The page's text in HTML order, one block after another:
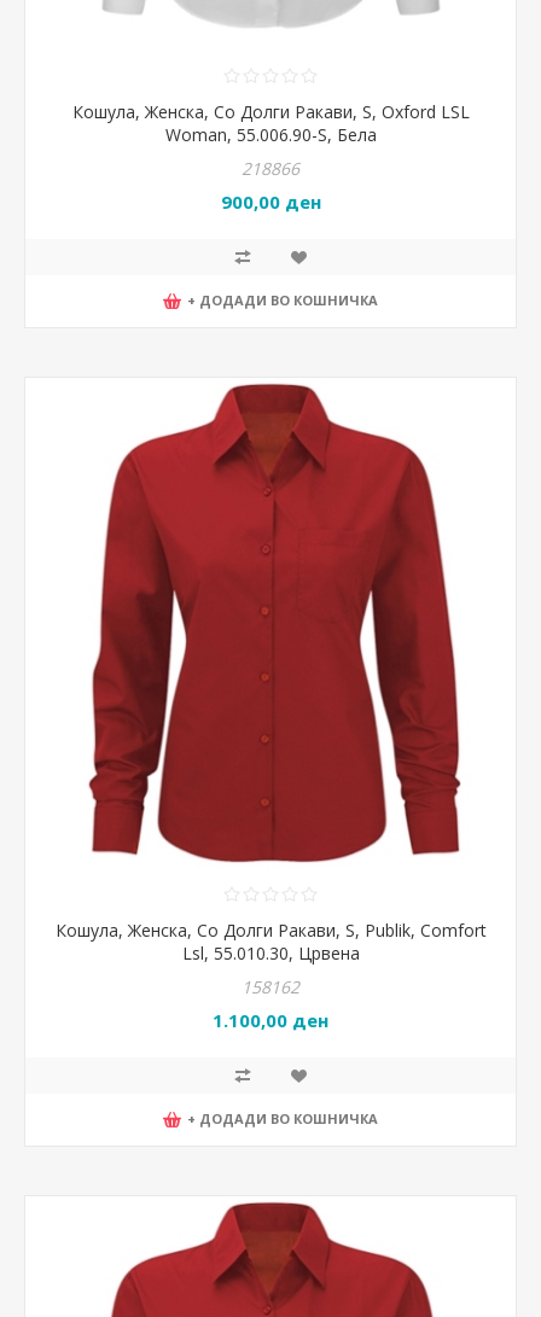
Кошула, Женска, Со Долги Ракави, S, Oxford LSL
Woman, 55.006.90-S, Бела
218866
900,00 ден
+ ДОДАДИ ВО КОШНИЧКА
Кошула, Женска, Со Долги Ракави, S, Publik, Comfort
Lsl, 55.010.30, Црвена
158162
1.100,00 ден
+ ДОДАДИ ВО КОШНИЧКА